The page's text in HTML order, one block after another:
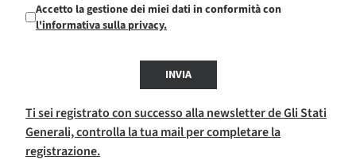
Accetto la gestione dei miei dati in conformità con
l'informativa sulla privacy.
INVIA
Ti sei registrato con successo alla newsletter de Gli Stati
Generali, controlla la tua mail per completare la
registrazione.